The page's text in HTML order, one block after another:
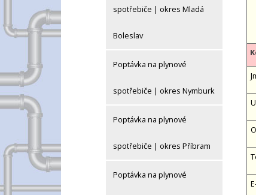
spotřebiče | okres Mladá
Boleslav
Poptávka na plynové
spotřebiče | okres Nymburk
Poptávka na plynové
spotřebiče | okres Příbram
Poptávka na plynové